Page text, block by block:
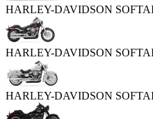
HARLEY-DAVIDSON
HARLEY-DAVIDSON
HARLEY-DAVIDSON